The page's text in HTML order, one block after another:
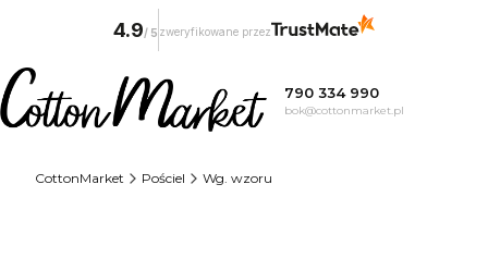
790 334 990
bok@cottonmarket.pl
CottonMarket Pościel Wg. wzoru
4.9/ 5 zweryfikowane przez